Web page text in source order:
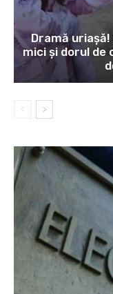
Dramă
mici și dorul de